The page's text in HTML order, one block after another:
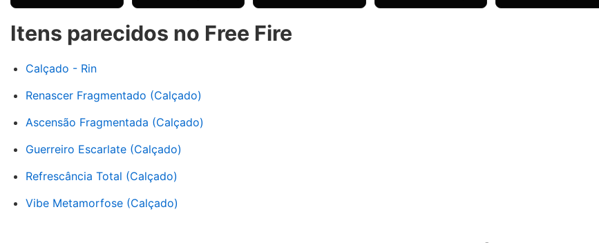
Itens parecidos no Free Fire
Calçado - Rin
Renascer Fragmentado (Calçado)
Ascensão Fragmentada (Calçado)
Guerreiro Escarlate (Calçado)
Refrescância Total (Calçado)
Vibe Metamorfose (Calçado)